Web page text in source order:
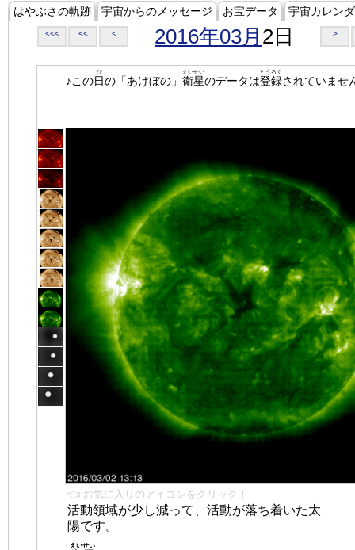
はやぶさの軌跡 宇宙からのメッセージ お宝データ 宇宙カレン
<<< << < 2016年03月 2日 >
♪この日
ひ
の「あけぼの」 衛星
えいせい
のデータは登録
とうろく
されていませ
👈 お気に入りのアイコンをクリック！
活動領域が少し減って、活動が落ち着いた太
陽です。
えいせい